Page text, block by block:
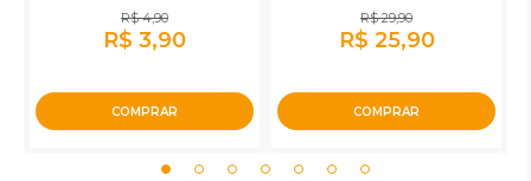
R$ 4,90
R$ 3,90
COMPRAR
R$ 29,90
R$ 25,90
COMPRAR